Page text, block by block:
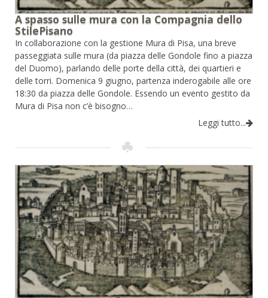
A spasso sulle mura con la Compagnia dello
StilePisano
In collaborazione con la gestione Mura di Pisa, una breve
passeggiata sulle mura (da piazza delle Gondole fino a piazza
del Duomo), parlando delle porte della città, dei quartieri e
delle torri. Domenica 9 giugno, partenza inderogabile alle ore
18:30 da piazza delle Gondole. Essendo un evento gestito da
Mura di Pisa non c’è bisogno…
Leggi tutto...